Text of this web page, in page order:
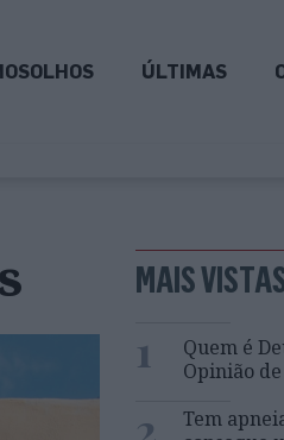
ÚLTIMAS
MAIS
1
Quem é
Opinião
2
Tem